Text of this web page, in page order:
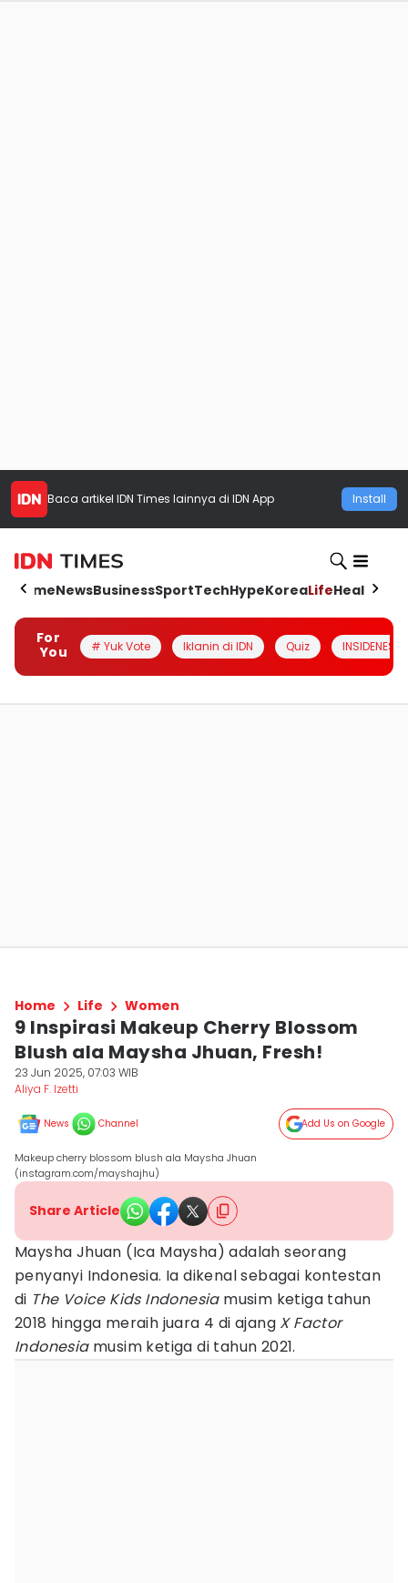
Baca artikel IDN Times lainnya di IDN App Install
HomeNewsBusinessSportTechHypeKoreaLifeHealth
For
You
# Yuk Vote Iklanin di IDN Quiz INSIDENESIA
Home Life Women
9 Inspirasi Makeup Cherry Blossom
Blush ala Maysha Jhuan, Fresh!
23 Jun 2025, 07:03 WIB
Aliya F. Izetti
News Channel Add Us on Google
Makeup cherry blossom blush ala Maysha Jhuan
(instagram.com/mayshajhu)
Share Article
Maysha Jhuan (Ica Maysha) adalah seorang
penyanyi Indonesia. Ia dikenal sebagai kontestan
di The Voice Kids Indonesiamusim ketiga tahun
2018 hingga meraih juara 4 di ajang X Factor
Indonesiamusim ketiga di tahun 2021.